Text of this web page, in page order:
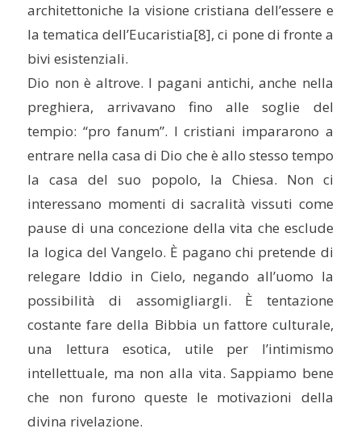
architettoniche la visione cristiana dell’essere e
la tematica dell’Eucaristia[8], ci pone di fronte a
bivi esistenziali.
Dio non è altrove. I pagani antichi, anche nella
preghiera, arrivavano fino alle soglie del
tempio: “pro fanum”. I cristiani impararono a
entrare nella casa di Dio che è allo stesso tempo
la casa del suo popolo, la Chiesa. Non ci
interessano momenti di sacralità vissuti come
pause di una concezione della vita che esclude
la logica del Vangelo. È pagano chi pretende di
relegare Iddio in Cielo, negando all’uomo la
possibilità di assomigliargli. È tentazione
costante fare della Bibbia un fattore culturale,
una lettura esotica, utile per l’intimismo
intellettuale, ma non alla vita. Sappiamo bene
che non furono queste le motivazioni della
divina rivelazione.